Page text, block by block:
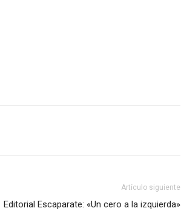
Artículo siguiente
Editorial Escaparate: «Un cero a la izquierda»